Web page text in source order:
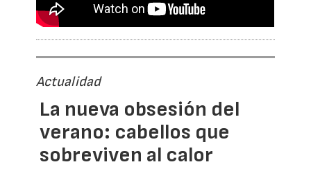
Actualidad
La nueva obsesión del
verano: cabellos que
sobreviven al calor